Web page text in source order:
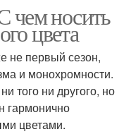
чем носить
цвета
не первый сезон,
и монохромности.
того ни другого, но
гармонично
цветами.